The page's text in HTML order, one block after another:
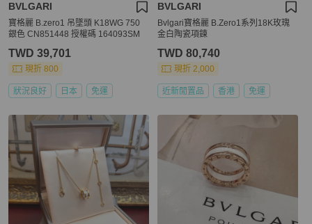
BVLGARI
寶格麗 B.zero1 吊墜頭 K18WG 750
銀色 CN851448 授權碼 164093SM
TWD 39,701
現折 800
狀況良好 日本 免運
BVLGARI
Bvlgari寶格麗 B.Zero1系列18K玫瑰
金白陶瓷項鍊
TWD 80,740
現折 2,000
近新閒置品 香港 免運